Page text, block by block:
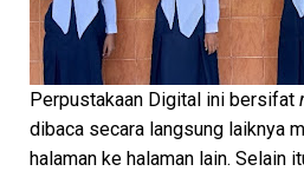
Perpustakaan Digital ini bersifat
dibaca secara langsung laiknya
halaman ke halaman lain. Selain